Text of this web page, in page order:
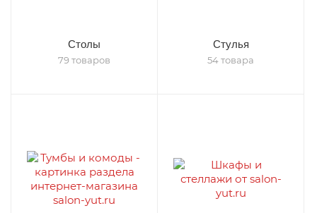
Столы
79 товаров
Стулья
54 товара